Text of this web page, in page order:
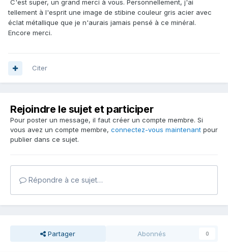
C'est super, un grand merci à vous. Personnellement, j'ai
tellement à l'esprit une image de stibine couleur gris acier avec
éclat métallique que je n'aurais jamais pensé à ce minéral.
Encore merci.
Citer
Rejoindre le sujet et participer
Pour poster un message, il faut créer un compte membre. Si
vous avez un compte membre, connectez-vous maintenant pour
publier dans ce sujet.
Répondre à ce sujet…
Partager Abonnés 0